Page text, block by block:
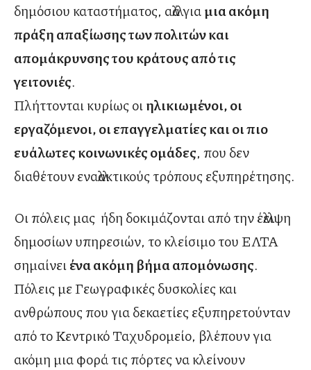
δημόσιου καταστήματος, αλλά γιαμια ακόμη
πράξη απαξίωσης των πολιτών και
απομάκρυνσης του κράτους από τις
γειτονιές.
Πλήττονται κυρίως οιηλικιωμένοι, οι
εργαζόμενοι, οι επαγγελματίες και οι πιο
ευάλωτες κοινωνικές ομάδες, που δεν
διαθέτουν εναλλακτικούς τρόπους εξυπηρέτησης.
Οι πόλεις μας ήδη δοκιμάζονται από την έλλειψη
δημοσίων υπηρεσιών, το κλείσιμο του ΕΛΤΑ
σημαίνειένα ακόμη βήμα απομόνωσης.
Πόλεις με Γεωγραφικές δυσκολίες και
ανθρώπους που για δεκαετίες εξυπηρετούνταν
από το Κεντρικό Ταχυδρομείο, βλέπουν για
ακόμη μια φορά τις πόρτες να κλείνουν